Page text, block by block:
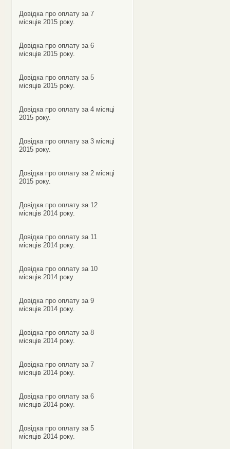
Довідка про оплату за 7
місяців 2015 року.
Довідка про оплату за 6
місяців 2015 року.
Довідка про оплату за 5
місяців 2015 року.
Довідка про оплату за 4 місяці
2015 року.
Довідка про оплату за 3 місяці
2015 року.
Довідка про оплату за 2 місяці
2015 року.
Довідка про оплату за 12
місяців 2014 року.
Довідка про оплату за 11
місяців 2014 року.
Довідка про оплату за 10
місяців 2014 року.
Довідка про оплату за 9
місяців 2014 року.
Довідка про оплату за 8
місяців 2014 року.
Довідка про оплату за 7
місяців 2014 року.
Довідка про оплату за 6
місяців 2014 року.
Довідка про оплату за 5
місяців 2014 року.